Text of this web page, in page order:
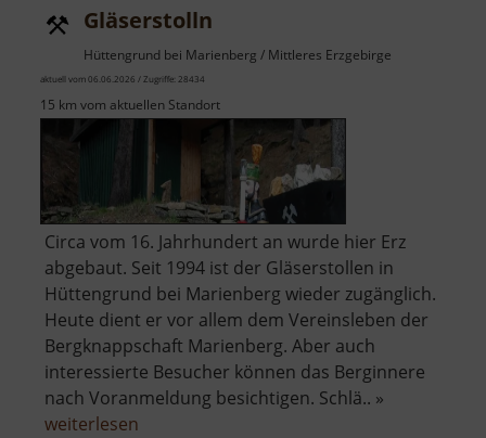
Gläserstolln
Hüttengrund bei Marienberg / Mittleres Erzgebirge
aktuell vom 06.06.2026 / Zugriffe: 28434
15 km vom aktuellen Standort
Circa vom 16. Jahrhundert an wurde hier Erz
abgebaut. Seit 1994 ist der Gläserstollen in
Hüttengrund bei Marienberg wieder zugänglich.
Heute dient er vor allem dem Vereinsleben der
Bergknappschaft Marienberg. Aber auch
interessierte Besucher können das Berginnere
nach Voranmeldung besichtigen. Schlä.. »
weiterlesen